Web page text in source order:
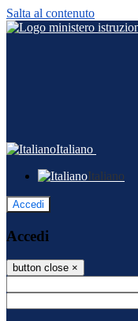
Salta al contenuto
Italiano
Italiano
Accedi
Accedi
button close ×